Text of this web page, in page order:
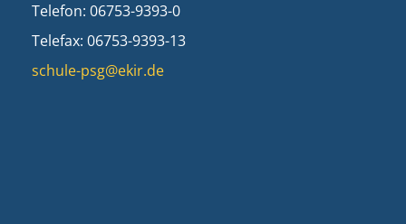
Telefon: 06753-9393-0
Telefax: 06753-9393-13
schule-psg@ekir.de